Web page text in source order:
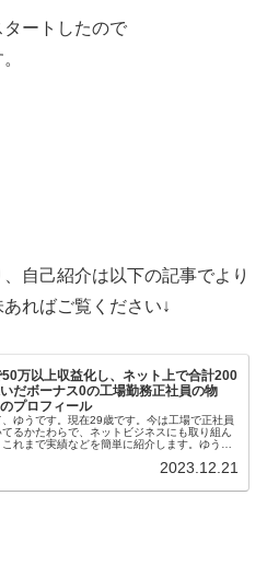
ートしたので
自己紹介は以下の記事でより
ればご覧ください↓
万以上収益化し、ネット上で合計200
だボーナス0の工場勤務正社員の物
プロフィール
ゆうです。現在29歳です。今は工場で正社員
てるかたわらで、ネットビジネスにも取り組ん
れまで実績などを簡単に紹介します。ゆうの
2023.12.21